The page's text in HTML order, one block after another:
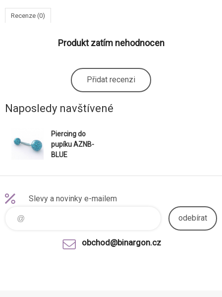
Recenze (0)
Produkt zatím nehodnocen
Přidat recenzi
Naposledy navštívené
Piercing do
pupíku AZNB-
BLUE
Slevy a novinky e-mailem
odebírat
obchod@binargon.cz